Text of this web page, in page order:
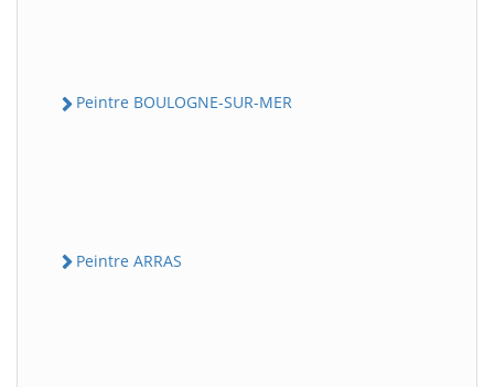
Peintre BOULOGNE-SUR-MER
Peintre ARRAS